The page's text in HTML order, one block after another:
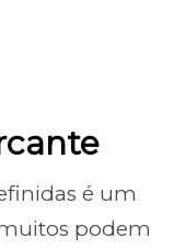
é um
podem